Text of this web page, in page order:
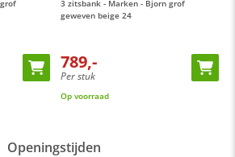
onze
Oranje Furniture Care
de categorie hoekbanken
laagste prijsgarantie op al onze
inspiratie kun je ook terecht in onze
in Vianen, 10 autominuten van
3 zitsbank - Marken - Bjorn grof
geweven beige 24
789,-
Per stuk
Op voorraad
Openingstijden